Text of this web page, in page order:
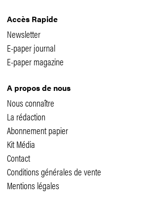
Accès Rapide
Newsletter
E-paper journal
E-paper magazine
A propos de nous
Nous connaître
La rédaction
Abonnement papier
Kit Média
Contact
Conditions générales de vente
Mentions légales